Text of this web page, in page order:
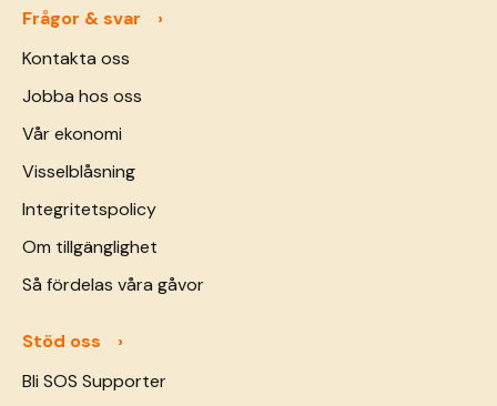
Frågor & svar
Kontakta oss
Jobba hos oss
Vår ekonomi
Visselblåsning
Integritetspolicy
Om tillgänglighet
Så fördelas våra gåvor
Stöd oss
Bli SOS Supporter